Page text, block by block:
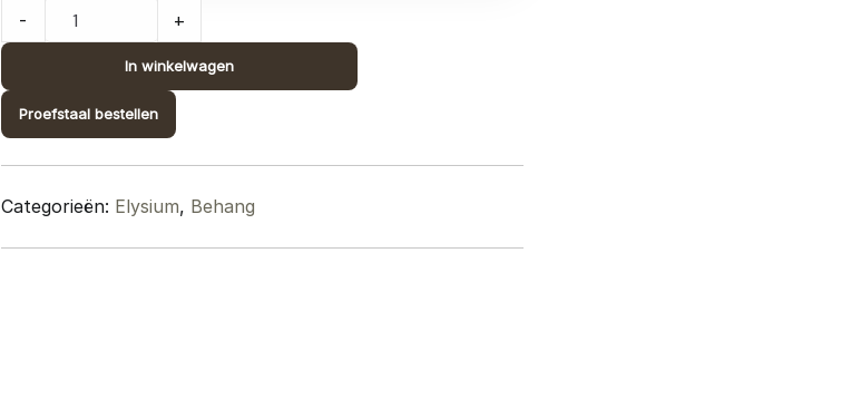
Collectie
Elysium;
10470-
- +
In winkelwagen
Proefstaal bestellen
Categorieën: Elysium, Behang